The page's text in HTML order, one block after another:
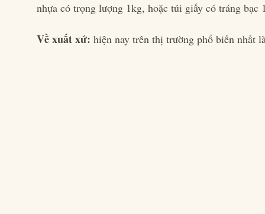
nhựa có trọng lượng 1kg, hoặc túi giấy có tráng bạc
Về xuất xứ: hiện nay trên thị trường phổ biến nhất